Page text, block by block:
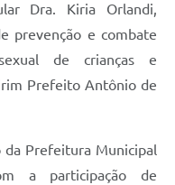
Dra. Kiria Orlandi,
prevenção e combate
de crianças e
Prefeito Antônio de
da Prefeitura Municipal
a participação de